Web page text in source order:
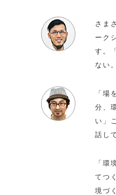
さま
ーク
す。
ない
「場
分、
い」
話し
「環
てつ
境づ